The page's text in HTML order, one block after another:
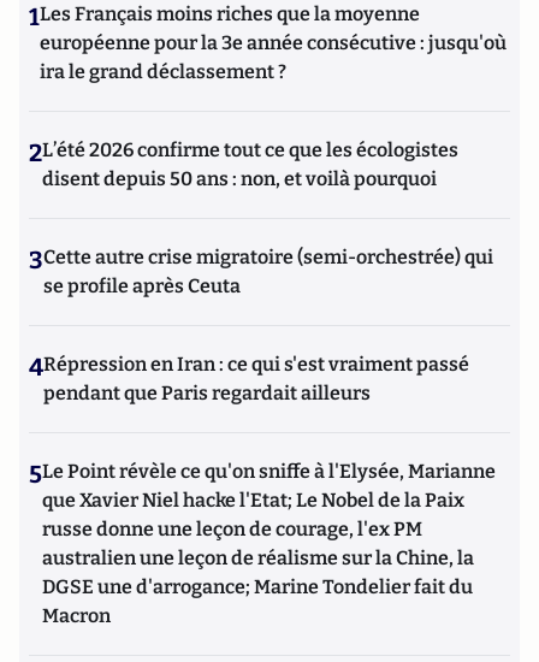
1Les Français moins riches que la moyenne
européenne pour la 3e année consécutive : jusqu'où
ira le grand déclassement ?
2L’été 2026 confirme tout ce que les écologistes
disent depuis 50 ans : non, et voilà pourquoi
3Cette autre crise migratoire (semi-orchestrée) qui
se profile après Ceuta
4Répression en Iran : ce qui s'est vraiment passé
pendant que Paris regardait ailleurs
5Le Point révèle ce qu'on sniffe à l'Elysée, Marianne
que Xavier Niel hacke l'Etat; Le Nobel de la Paix
russe donne une leçon de courage, l'ex PM
australien une leçon de réalisme sur la Chine, la
DGSE une d'arrogance; Marine Tondelier fait du
Macron